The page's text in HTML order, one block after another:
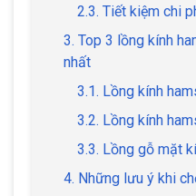
2.3. Tiết kiệm chi
3. Top 3 lồng kính
nhất
3.1. Lồng kính
3.2. Lồng kính
3.3. Lồng gỗ mặt
4. Những lưu ý khi